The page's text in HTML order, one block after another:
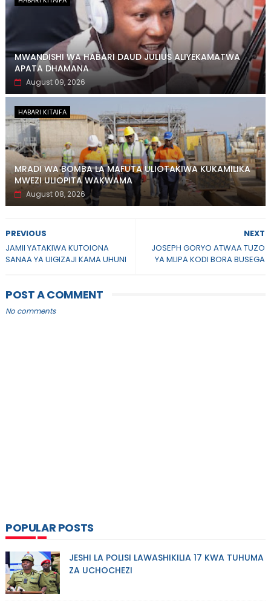
MWANDISHI WA HABARI DAUD JULIUS ALIYEKAMATWA
APATA DHAMANA
August 09, 2026
HABARI KITAIFA
MRADI WA BOMBA LA MAFUTA ULIOTAKIWA KUKAMILIKA
MWEZI ULIOPITA WAKWAMA
August 08, 2026
NEXT
JOSEPH GORYO ATWAA TUZO
YA MLIPA KODI BORA BUSEGA
PREVIOUS
JAMII YATAKIWA KUTOIONA
SANAA YA UIGIZAJI KAMA UHUNI
POST A COMMENT
No comments
POPULAR POSTS
JESHI LA POLISI LAWASHIKILIA 17 KWA TUHUMA
ZA UCHOCHEZI